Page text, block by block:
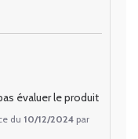
évaluer le produit
du 10/12/2024 par